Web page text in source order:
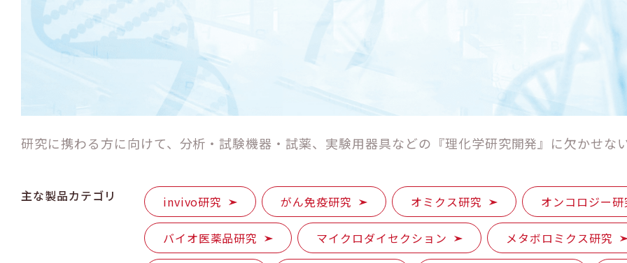
研究に携わる方に向けて、分析・試験機器・試薬、実験用器具などの『理化学研究開発』に欠かせな
主な製品カテゴリ invivo研究 がん免疫研究 オミクス研究 オンコロジー研
バイオ医薬品研究 マイクロダイセクション メタボロミクス研究